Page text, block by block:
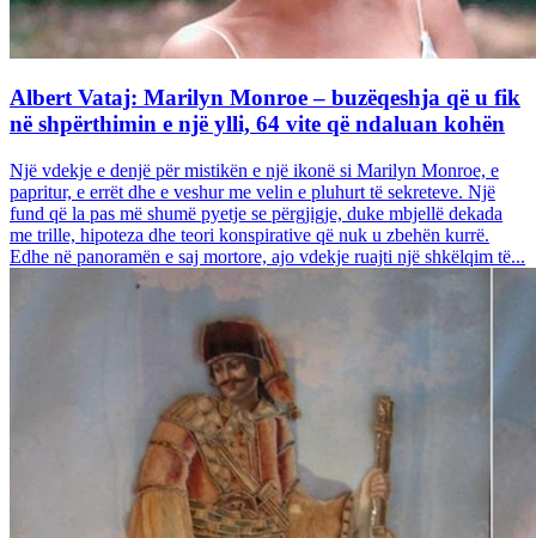
Albert Vataj: Marilyn Monroe – buzëqeshja që u fik
në shpërthimin e një ylli, 64 vite që ndaluan kohën
Një vdekje e denjë për mistikën e një ikonë si Marilyn Monroe, e
papritur, e errët dhe e veshur me velin e pluhurt të sekreteve. Një
fund që la pas më shumë pyetje se përgjigje, duke mbjellë dekada
me trille, hipoteza dhe teori konspirative që nuk u zbehën kurrë.
Edhe në panoramën e saj mortore, ajo vdekje ruajti një shkëlqim të...